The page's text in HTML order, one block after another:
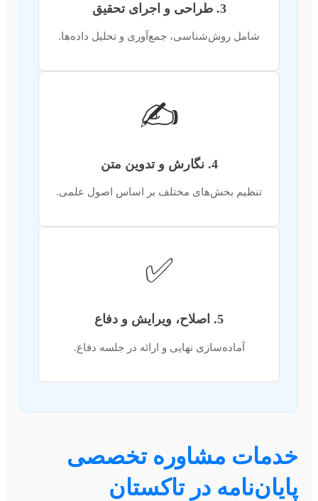
3. طراحی و اجرای تحقیق
شامل روش‌شناسی، جمع‌آوری و تحلیل داده‌ها.
✍️
4. نگارش و تدوین متن
تنظیم بخش‌های مختلف بر اساس اصول علمی.
✅
5. اصلاح، ویرایش و دفاع
آماده‌سازی نهایی و ارائه در جلسه دفاع.
خدمات مشاوره تخصصی
پایان‌نامه در تاکستان